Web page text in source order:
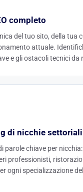
completo
del tuo sito, della tua
attuale.
e gli ostacoli tecnici da
di nicchie settoriali
parole chiave per nicchia:
professionisti,
ogni specializzazione